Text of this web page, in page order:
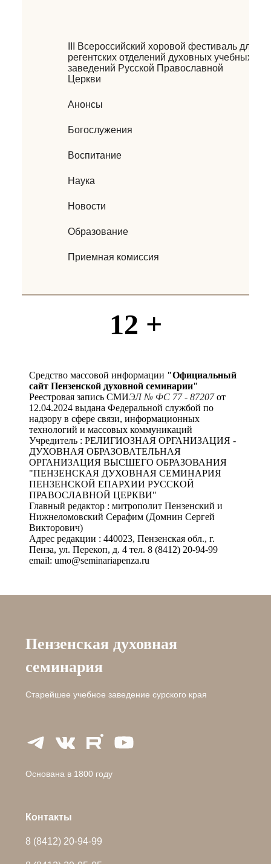
III Всероссийский хоровой фестиваль для
регентских отделений духовных учебных
заведений Русской Православной
Церкви
Анонсы
Богослужения
Воспитание
Наука
Новости
Образование
Приемная комиссия
12 +
Средство массовой информации "Официальный
сайт Пензенской духовной семинарии"
Реестровая запись СМИЭЛ № ФС 77 - 87207от
12.04.2024 выдана Федеральной службой по
надзору в сфере связи, информационных
технологий и массовых коммуникаций
Учредитель : РЕЛИГИОЗНАЯ ОРГАНИЗАЦИЯ -
ДУХОВНАЯ ОБРАЗОВАТЕЛЬНАЯ
ОРГАНИЗАЦИЯ ВЫСШЕГО ОБРАЗОВАНИЯ
"ПЕНЗЕНСКАЯ ДУХОВНАЯ СЕМИНАРИЯ
ПЕНЗЕНСКОЙ ЕПАРХИИ РУССКОЙ
ПРАВОСЛАВНОЙ ЦЕРКВИ"
Главный редактор : митрополит Пензенский и
Нижнеломовский Серафим (Домнин Сергей
Викторович)
Адрес редакции : 440023, Пензенская обл., г.
Пенза, ул. Перекоп, д. 4 тел. 8 (8412) 20-94-99
email: umo@seminariapenza.ru
Пензенская духовная
семинария
Старейшее учебное заведение сурского края
Основана в 1800 году
Контакты
8 (8412) 20-94-99